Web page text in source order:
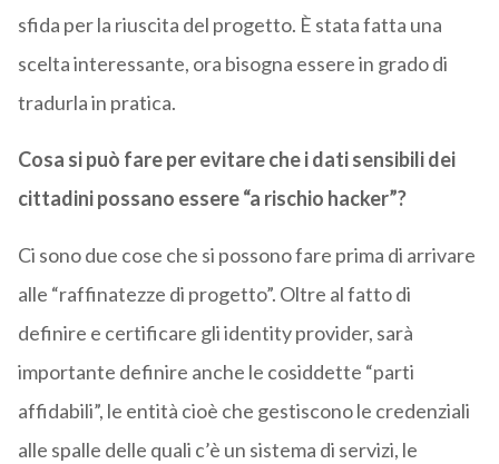
sfida per la riuscita del progetto. È stata fatta una
scelta interessante, ora bisogna essere in grado di
tradurla in pratica.
Cosa si può fare per evitare che i dati sensibili dei
cittadini possano essere “a rischio hacker”?
Ci sono due cose che si possono fare prima di arrivare
alle “raffinatezze di progetto”. Oltre al fatto di
definire e certificare gli identity provider, sarà
importante definire anche le cosiddette “parti
affidabili”, le entità cioè che gestiscono le credenziali
alle spalle delle quali c’è un sistema di servizi, le